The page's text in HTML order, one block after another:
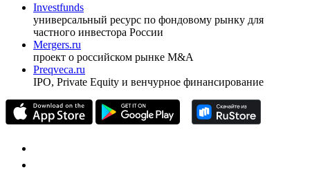
Investfunds
универсальный ресурс по фондовому рынку для
частного инвестора России
Mergers.ru
проект о российском рынке M&A
Preqveca.ru
IPO, Private Equity и венчурное финансирование